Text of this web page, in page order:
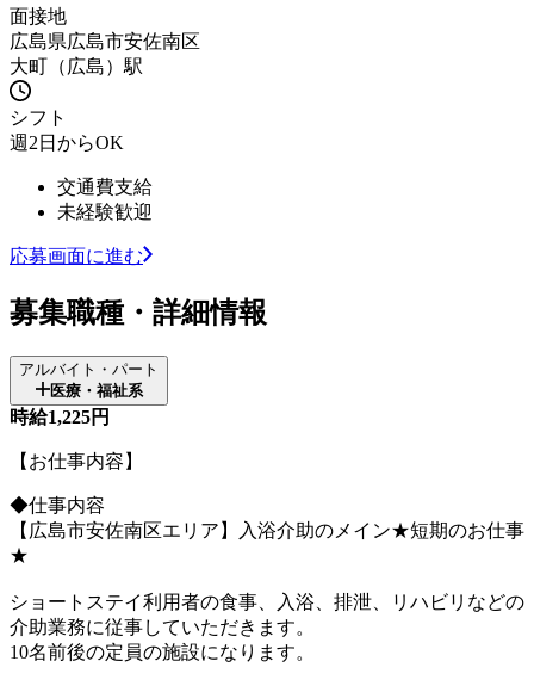
面接地
広島県広島市安佐南区
大町（広島）駅
シフト
週2日からOK
交通費支給
未経験歓迎
応募画面に進む
募集職種・詳細情報
アルバイト・パート
医療・福祉系
時給1,225円
【お仕事内容】
◆仕事内容
【広島市安佐南区エリア】入浴介助のメイン★短期のお仕事
★
ショートステイ利用者の食事、入浴、排泄、リハビリなどの
介助業務に従事していただきます。
10名前後の定員の施設になります。